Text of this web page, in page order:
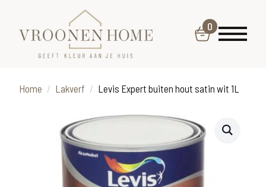
0
Home Lakverf Levis Expert buiten hout satin wit 1L